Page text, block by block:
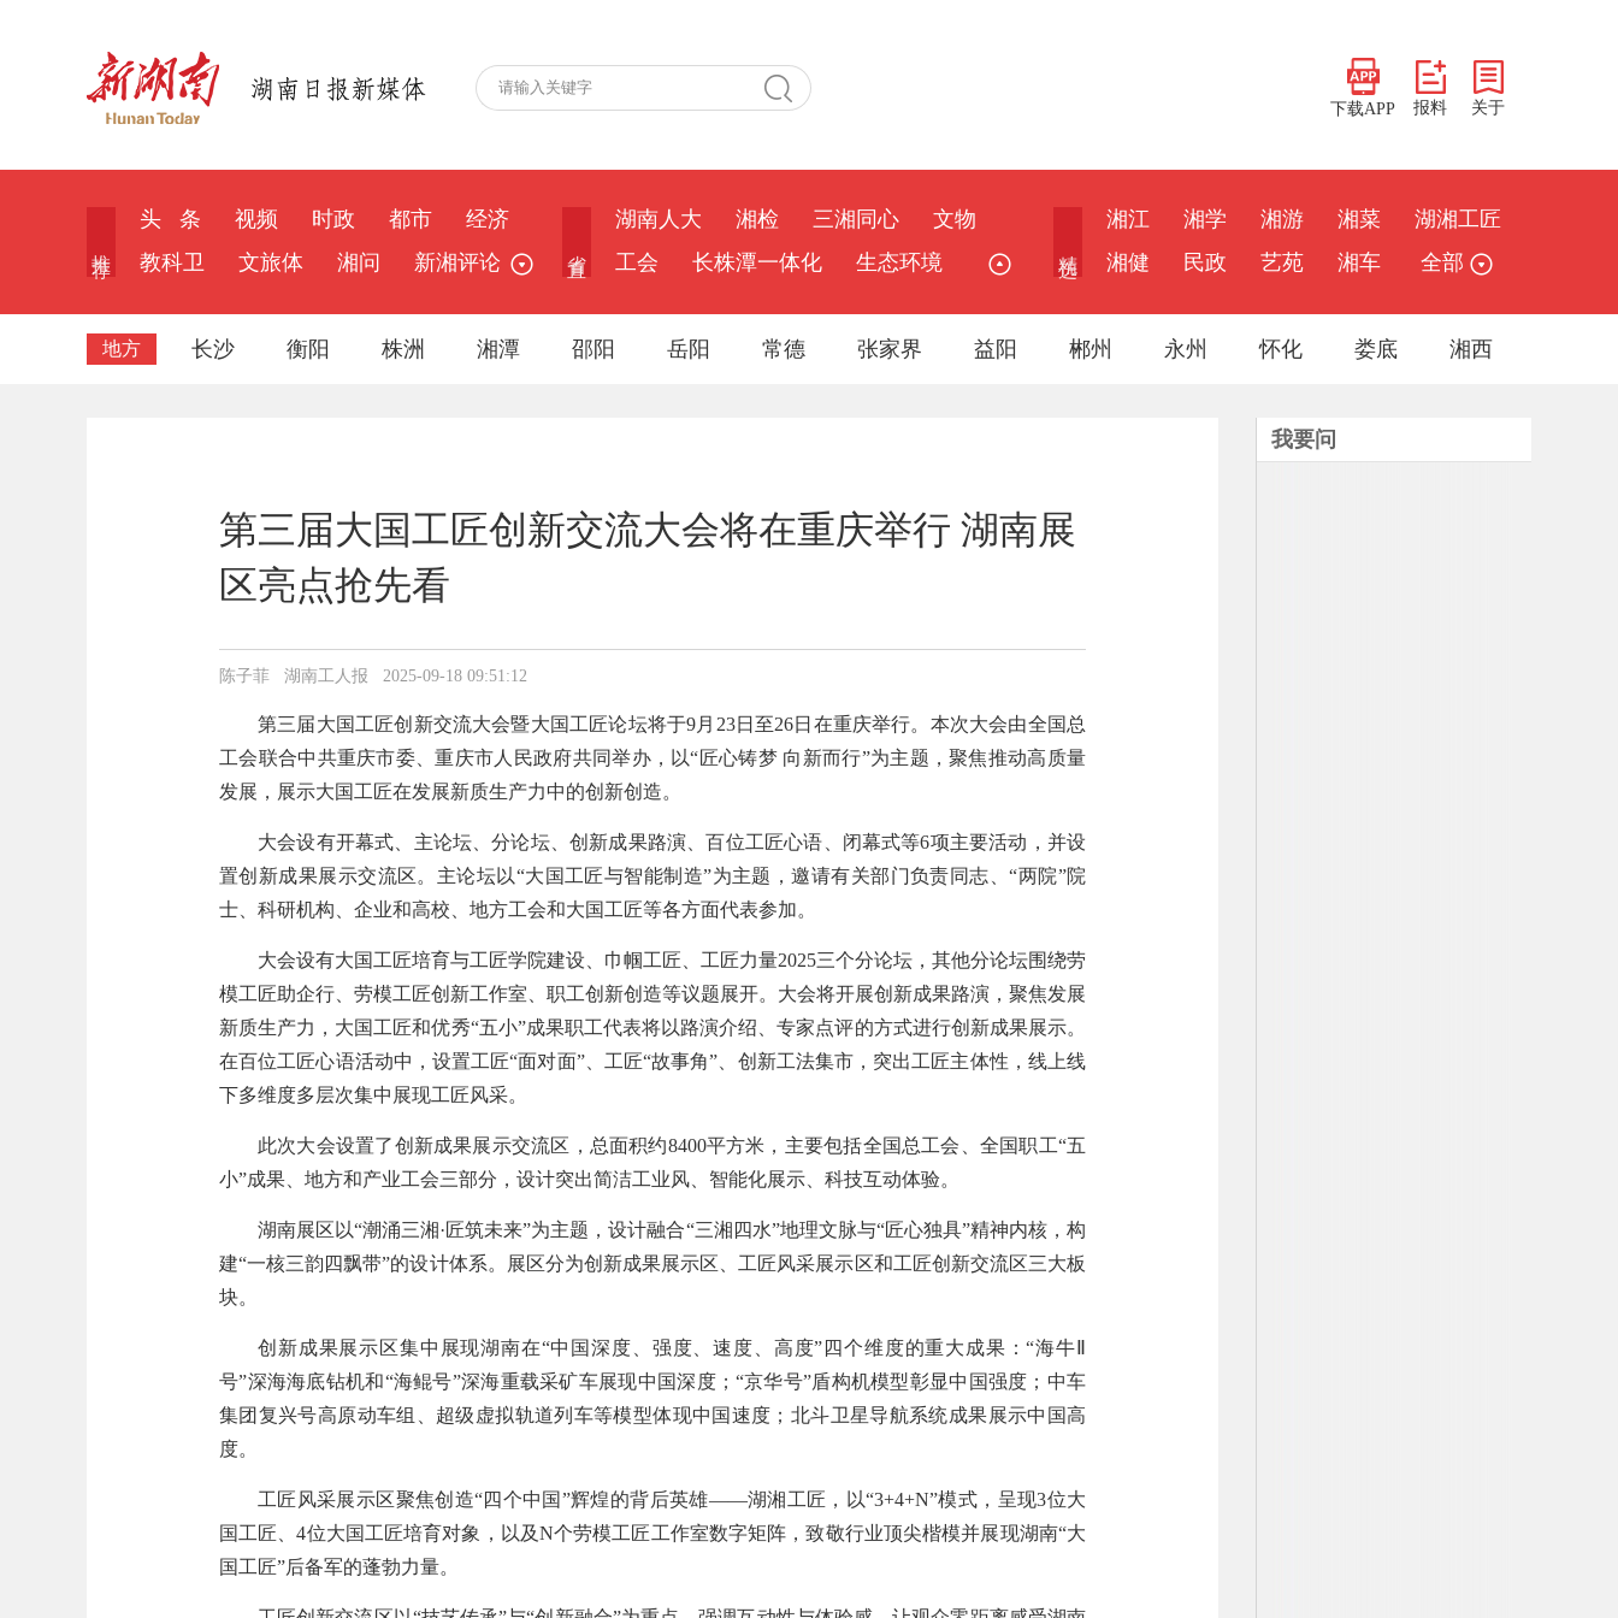
下载APP 报料 关于
头 条 视频 时政 都市
经济
教科卫
文旅体 湘问 新湘评论
湖南人大 湘检 三湘同心
文物
工会
长株潭一体化 生态环境
湘江 湘学 湘游 湘菜
湖湘工匠
湘健
民政 艺苑 湘车 全部
地方 长沙 衡阳 株洲 湘潭 邵阳 岳阳 常德 张家界 益阳 郴州 永州 怀化 娄底 湘西
第三届大国工匠创新交流大会将在重庆举行 湖南展
区亮点抢先看
陈子菲 湖南工人报 2025-09-18 09:51:12
第三届大国工匠创新交流大会暨大国工匠论坛将于9月23日至26日在重庆举行。本次大会由全国总
工会联合中共重庆市委、重庆市人民政府共同举办，以“匠心铸梦 向新而行”为主题，聚焦推动高质量
发展，展示大国工匠在发展新质生产力中的创新创造。
大会设有开幕式、主论坛、分论坛、创新成果路演、百位工匠心语、闭幕式等6项主要活动，并设
置创新成果展示交流区。主论坛以“大国工匠与智能制造”为主题，邀请有关部门负责同志、“两院”院
士、科研机构、企业和高校、地方工会和大国工匠等各方面代表参加。
大会设有大国工匠培育与工匠学院建设、巾帼工匠、工匠力量2025三个分论坛，其他分论坛围绕劳
模工匠助企行、劳模工匠创新工作室、职工创新创造等议题展开。大会将开展创新成果路演，聚焦发展
新质生产力，大国工匠和优秀“五小”成果职工代表将以路演介绍、专家点评的方式进行创新成果展示。
在百位工匠心语活动中，设置工匠“面对面”、工匠“故事角”、创新工法集市，突出工匠主体性，线上线
下多维度多层次集中展现工匠风采。
此次大会设置了创新成果展示交流区，总面积约8400平方米，主要包括全国总工会、全国职工“五
小”成果、地方和产业工会三部分，设计突出简洁工业风、智能化展示、科技互动体验。
湖南展区以“潮涌三湘·匠筑未来”为主题，设计融合“三湘四水”地理文脉与“匠心独具”精神内核，构
建“一核三韵四飘带”的设计体系。展区分为创新成果展示区、工匠风采展示区和工匠创新交流区三大板
块。
创新成果展示区集中展现湖南在“中国深度、强度、速度、高度”四个维度的重大成果：“海牛Ⅱ
号”深海海底钻机和“海鲲号”深海重载采矿车展现中国深度；“京华号”盾构机模型彰显中国强度；中车
集团复兴号高原动车组、超级虚拟轨道列车等模型体现中国速度；北斗卫星导航系统成果展示中国高
度。
工匠风采展示区聚焦创造“四个中国”辉煌的背后英雄——湖湘工匠，以“3+4+N”模式，呈现3位大
国工匠、4位大国工匠培育对象，以及N个劳模工匠工作室数字矩阵，致敬行业顶尖楷模并展现湖南“大
国工匠”后备军的蓬勃力量。
我要问